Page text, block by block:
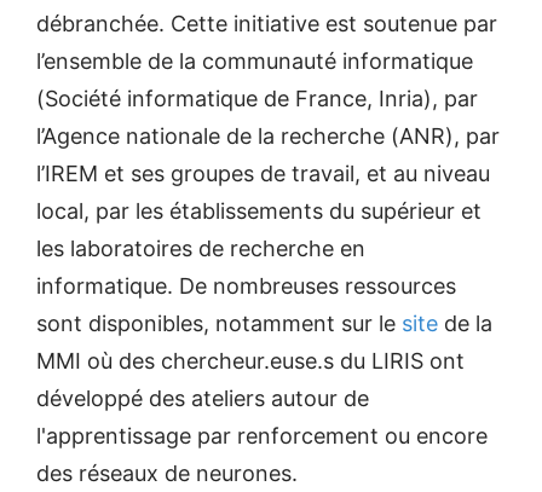
débranchée. Cette initiative est soutenue par
l’ensemble de la communauté informatique
(Société informatique de France, Inria), par
l’Agence nationale de la recherche (ANR), par
l’IREM et ses groupes de travail, et au niveau
local, par les établissements du supérieur et
les laboratoires de recherche en
informatique. De nombreuses ressources
sont disponibles, notamment sur le site de la
MMI où des chercheur.euse.s du LIRIS ont
développé des ateliers autour de
l'apprentissage par renforcement ou encore
des réseaux de neurones.